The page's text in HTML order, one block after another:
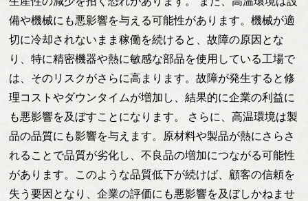
備や機械にも悪影響を与える可能性があります。機械が適
切に冷却されないまま稼働を続けると、故障の原因とな
り、特に精密機器や熱に敏感な部品を使用している工場で
は、そのリスクがさらに高まります。故障が発生すると修
理コストやダウンタイムが増加し、結果的に企業の利益に
も悪影響を及ぼすことになります。 さらに、高温環境は製
品の品質にも影響を与えます。原材料や製品が熱にさらさ
れることで品質が劣化し、不良品の増加につながる可能性
があります。このような品質低下が続けば、顧客の信頼を
失う要因となり、企業の評価にも悪影響を及ぼしかねませ